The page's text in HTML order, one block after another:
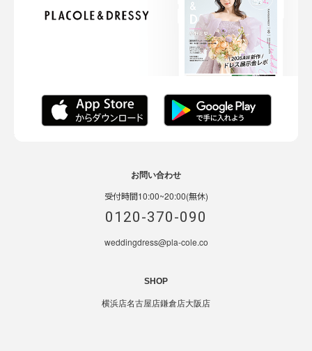
お問い合わせ
受付時間10:00~20:00(無休)
0120-370-090
weddingdress@pla-cole.co
SHOP
横浜店名古屋店鎌倉店大阪店